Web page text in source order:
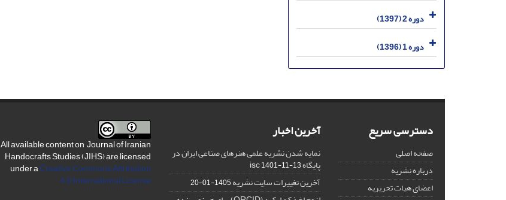
دوره 2 (1397)
دوره 1 (1396)
دسترسی سریع
صفحه اصلی
درباره نشریه
اعضای هیات تحریریه
آخرین اخبار
نمایه شدن نشریه علمی هنرهای صناعی ایران در
پایگاه isc1401-11-13
آخرین تغییرات سایت نشریه1405-01-20
All available content on Journal of Iranian
Handocrafts Studies (JIHS) are licensed
under aCreative Commons Attribution
4.0 International License